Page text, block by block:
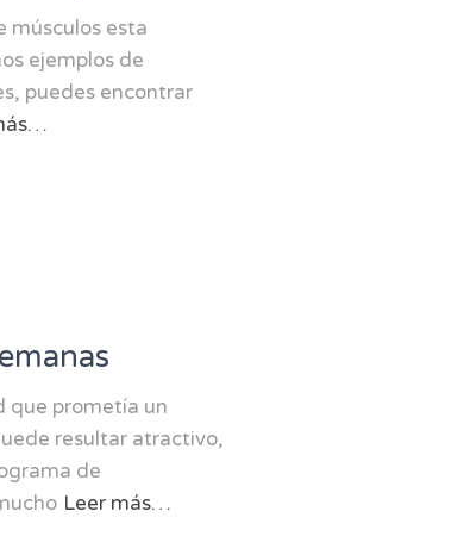
músculos esta
ejemplos de
puedes encontrar
que prometía un
resultar atractivo,
de
Leer más…